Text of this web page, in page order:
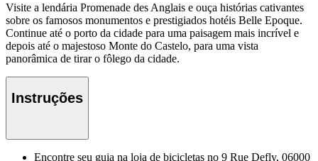
Visite a lendária Promenade des Anglais e ouça histórias cativantes
sobre os famosos monumentos e prestigiados hotéis Belle Epoque.
Continue até o porto da cidade para uma paisagem mais incrível e
depois até o majestoso Monte do Castelo, para uma vista
panorâmica de tirar o fôlego da cidade.
Instruções
Encontre seu guia na loja de bicicletas no 9 Rue Defly, 06000